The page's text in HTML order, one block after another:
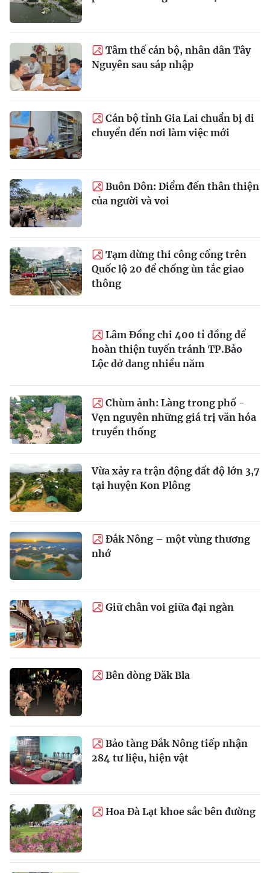
Tâm thế cán bộ, nhân dân Tây
Nguyên sau sáp nhập
Cán bộ tỉnh Gia Lai chuẩn bị di
chuyển đến nơi làm việc mới
Buôn Đôn: Điểm đến thân thiện
của người và voi
Tạm dừng thi công cống trên
Quốc lộ 20 để chống ùn tắc giao
thông
Lâm Đồng chi 400 tỉ đồng để
hoàn thiện tuyến tránh TP.Bảo
Lộc dở dang nhiều năm
Chùm ảnh: Làng trong phố -
Vẹn nguyên những giá trị văn hóa
truyền thống
Vừa xảy ra trận động đất độ lớn 3,7
tại huyện Kon Plông
Đắk Nông – một vùng thương
nhớ
Giữ chân voi giữa đại ngàn
Bên dòng Đăk Bla
Bảo tàng Đắk Nông tiếp nhận
284 tư liệu, hiện vật
Hoa Đà Lạt khoe sắc bên đường